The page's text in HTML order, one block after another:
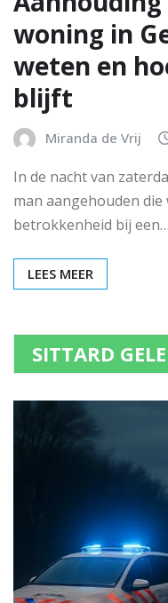
woning in
weten en
blijft
Miranda de Vrij
In de nacht van
man aangehouden
betrokkenheid bij een…
LEES MEER
SITTARD